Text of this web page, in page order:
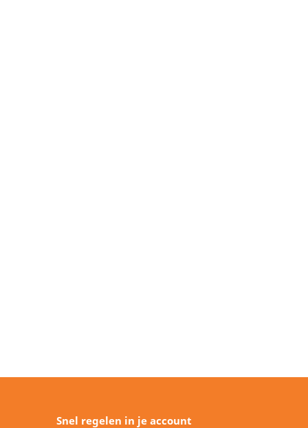
Snel regelen in je account